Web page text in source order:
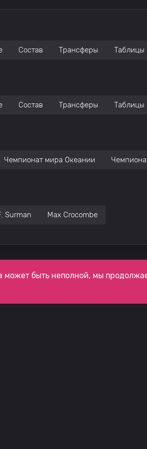
Состав Трансферы Таблицы
Состав Трансферы Таблицы
Чемпионат мира Океании
Surman Max Crocombe
быть неполной, мы